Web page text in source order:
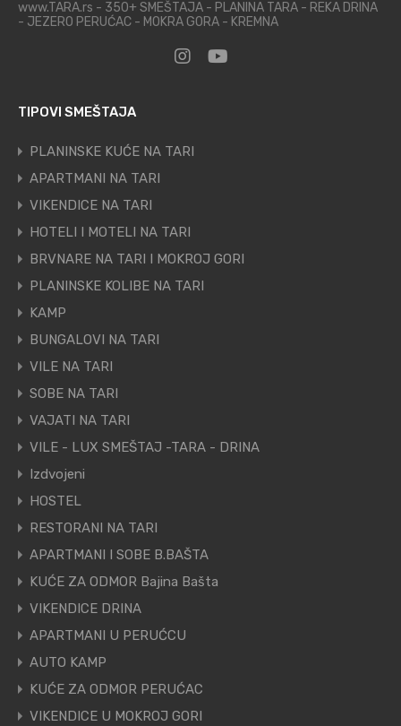
www.TARA.rs - 350+ SMEŠTAJA - PLANINA TARA - REKA DRINA
- JEZERO PERUĆAC - MOKRA GORA - KREMNA
TIPOVI SMEŠTAJA
PLANINSKE KUĆE NA TARI
APARTMANI NA TARI
VIKENDICE NA TARI
HOTELI I MOTELI NA TARI
BRVNARE NA TARI I MOKROJ GORI
PLANINSKE KOLIBE NA TARI
KAMP
BUNGALOVI NA TARI
VILE NA TARI
SOBE NA TARI
VAJATI NA TARI
VILE - LUX SMEŠTAJ -TARA - DRINA
Izdvojeni
HOSTEL
RESTORANI NA TARI
APARTMANI I SOBE B.BAŠTA
KUĆE ZA ODMOR Bajina Bašta
VIKENDICE DRINA
APARTMANI U PERUĆCU
AUTO KAMP
KUĆE ZA ODMOR PERUĆAC
VIKENDICE U MOKROJ GORI